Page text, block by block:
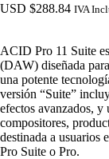
USD $288.84 IVA
ACID Pro 11 Suite
(DAW) diseñada
una potente
versión “Suite”
efectos avanzados,
compositores,
destinada a usuarios
Pro Suite o Pro.